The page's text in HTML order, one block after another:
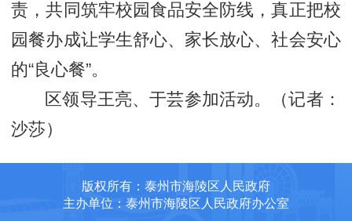
责，共同筑牢校园食品安全防线，真正把校
园餐办成让学生舒心、家长放心、社会安心
的“良心餐”。
区领导王亮、于芸参加活动。（记者：
沙莎）
版权所有：泰州市海陵区人民政府
主办单位：泰州市海陵区人民政府办公室